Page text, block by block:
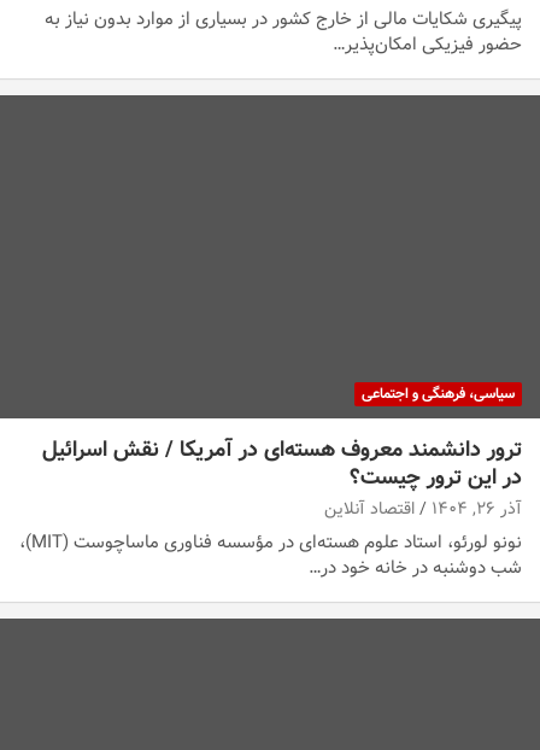
پیگیری شکایات مالی از خارج کشور در بسیاری از موارد بدون نیاز به
حضور فیزیکی امکان‌پذیر…
سیاسی، فرهنگی و اجتماعی
ترور دانشمند معروف هسته‌ای در آمریکا / نقش اسرائیل
در این ترور چیست؟
آذر ۲۶, ۱۴۰۴ اقتصاد آنلاین
نونو لورئو، استاد علوم هسته‌ای در مؤسسه فناوری ماساچوست (MIT)،
شب دوشنبه در خانه خود در…